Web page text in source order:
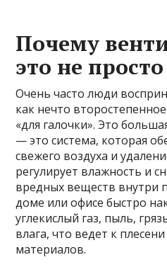
Почему
это не
Очень часто люди
как нечто
«для галочки». Это
— это система, которая
свежего воздуха и
регулирует влажность и
вредных веществ внутри
доме или офисе быстро
углекислый газ, пыль,
влага, что ведет к
материалов.